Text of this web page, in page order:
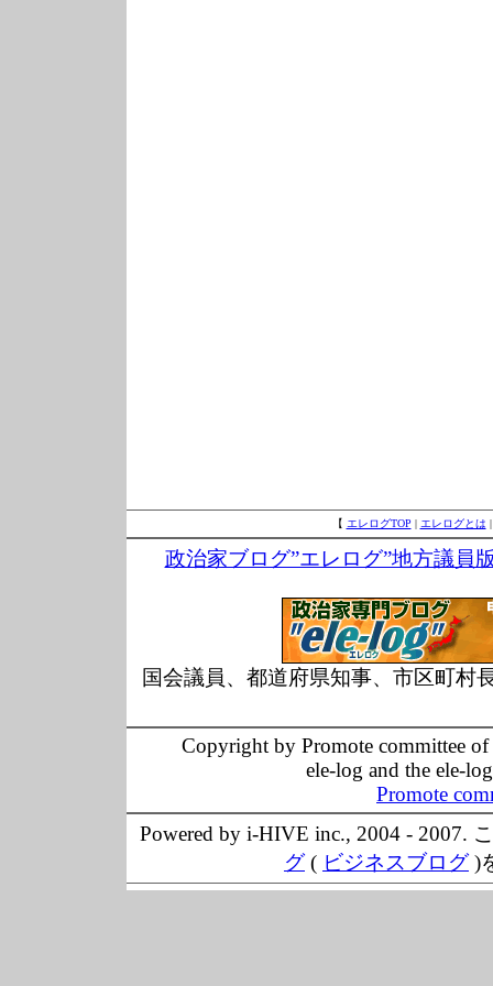
【 エレログTOP | エレログとは
政治家ブログ”エレログ”地方議員
国会議員、都道府県知事、市区町村
Copyright by Promote committee
ele-log and the ele-
Promote
Powered by i-HIVE inc., 2004 - 2007.
グ( ビジネスブログ)